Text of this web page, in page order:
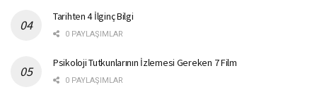
Tarihten 4 İlginç Bilgi
0 PAYLAŞIMLAR
Psikoloji Tutkunlarının İzlemesi Gereken 7 Film
0 PAYLAŞIMLAR